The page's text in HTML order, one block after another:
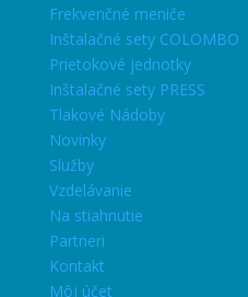
Frekvenčné meniče
Inštalačné sety COLOMBO
Prietokové jednotky
Inštalačné sety PRESS
Tlakové Nádoby
Novinky
Služby
Vzdelávanie
Na stiahnutie
Partneri
Kontakt
Môj účet